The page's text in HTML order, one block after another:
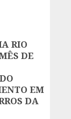
RIO
DE
EM
DA